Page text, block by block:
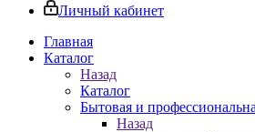
Личный кабинет
Главная
Каталог
Назад
Каталог
Бытовая и
Назад